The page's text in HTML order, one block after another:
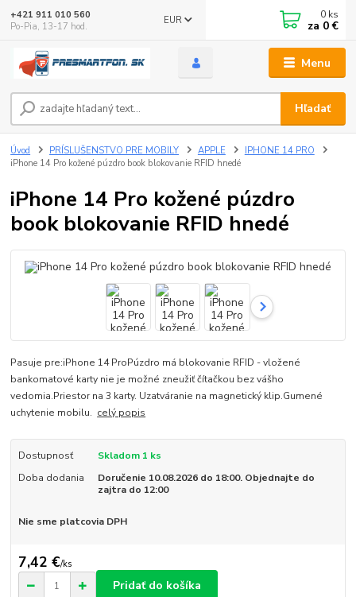
Menu
EUR
Hľadať
+421 911 010 560
Po-Pia, 13-17 hod.
0 ks
za 0 €
Úvod PRÍSLUŠENSTVO PRE MOBILY APPLE
IPHONE 14 PRO
iPhone 14 Pro kožené púzdro book blokovanie RFID hnedé
iPhone 14 Pro kožené púzdro
book blokovanie RFID hnedé
Pasuje pre:iPhone 14 ProPúzdro má blokovanie RFID - vložené
bankomatové karty nie je možné zneužiť čítačkou bez vášho
vedomia.Priestor na 3 karty. Uzatváranie na magnetický klip.Gumené
uchytenie mobilu. celý popis
Dostupnosť
Skladom 1 ks
Doba dodania
Doručenie 10.08.2026 do 18:00. Objednajte do
zajtra do 12:00
Nie sme platcovia DPH
7,42 €/ks
Pridať do košíka